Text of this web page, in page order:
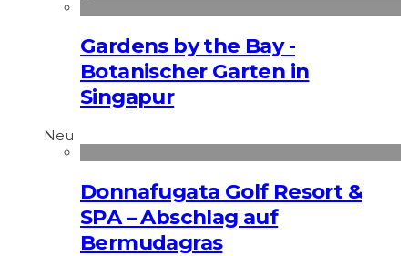
Gardens by the Bay -
Botanischer Garten in
Singapur
Neu
Donnafugata Golf Resort &
SPA – Abschlag auf
Bermudagras